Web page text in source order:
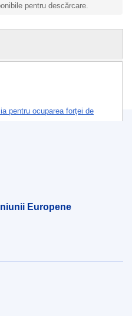
pentru descărcare.
pentru ocuparea forţei de
PE
strategice
investițiilor,regim de
Uniunii Europene
Europene